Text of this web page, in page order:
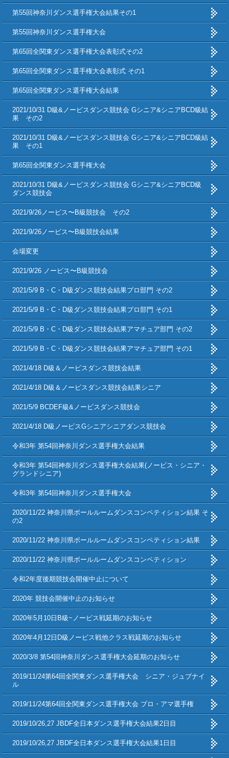
第55回神奈川ダンス選手権大会結果その1
第55回神奈川ダンス選手権大会
第65回全関東ダンス選手権大会表彰式その2
第65回全関東ダンス選手権大会表彰式 その1
第65回全関東ダンス選手権大会結果
2021/10/31 D級&ノービスダンス競技会 Gシニア&シニアBCD級結
果 その2
2021/10/31 D級&ノービスダンス競技会 Gシニア&シニアBCD級結
果 その1
第65回全関東ダンス選手権大会
2021/10/31 D級&ノービスダンス競技会 Gシニア&シニアBCD級
ダンス競技会
2021/9/26ノービス〜B級競技会 その2
2021/9/26ノービス〜B級競技会結果
会場変更
2021/9/26 ノービス〜B級競技会
2021/5/9 B・C・D級ダンス競技会結果プロ部門 その2
2021/5/9 B・C・D級ダンス競技会結果プロ部門 その1
2021/5/9 B・C・D級ダンス競技会結果アマチュア部門 その2
2021/5/9 B・C・D級ダンス競技会結果アマチュア部門 その1
2021/4/18 D級＆ノービスダンス競技会結果
2021/4/18 D級＆ノービスダンス競技会結果シニア
2021/5/9 BCDEF級&ノービスダンス競技会
2021/4/18 D級ノービスGシニアシニアダンス競技会
令和3年 第54回神奈川ダンス選手権大会結果
令和3年 第54回神奈川ダンス選手権大会結果(ノービス・シニア・
グランドシニア)
令和3年 第54回神奈川ダンス選手権大会
2020/11/22 神奈川県ボールルームダンスコンペティション結果 そ
の2
2020/11/22 神奈川県ボールルームダンスコンペティション結果
2020/11/22 神奈川県ボールルームダンスコンペティション
令和2年度後期競技会開催中止について
2020年 競技会開催中止のお知らせ
2020年5月10日B級~ノービス戦延期のお知らせ
2020年4月12日D級ノービス戦他クラス戦延期のお知らせ
2020/3/8 第54回神奈川ダンス選手権大会延期のお知らせ
2019/11/24第64回全関東ダンス選手権大会 シニア・ジュブナイ
ル
2019/11/24第64回全関東ダンス選手権大会 プロ・アマ選手権
2019/10/26,27 JBDF全日本ダンス選手権大会結果2日目
2019/10/26,27 JBDF全日本ダンス選手権大会結果1日目